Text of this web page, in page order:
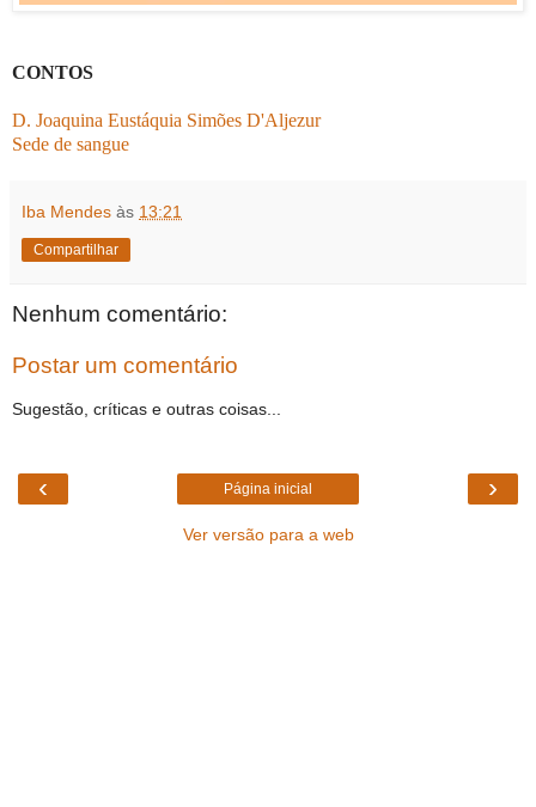
CONTOS
D. Joaquina Eustáquia Simões D'Aljezur
Sede de sangue
Iba Mendes às 13:21
Compartilhar
Nenhum comentário:
Postar um comentário
Sugestão, críticas e outras coisas...
‹ ›
Página inicial
Ver versão para a web